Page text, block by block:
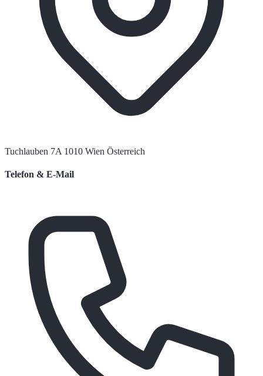
Tuchlauben 7A 1010 Wien Österreich
Telefon & E-Mail